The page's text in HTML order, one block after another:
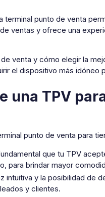
terminal punto de venta
ventas y ofrece una
venta y cómo elegir la
el dispositivo más idóneo
una TPV
punto de venta para
que tu TPV
para brindar mayor
intuitiva y la posibilidad de
y clientes.